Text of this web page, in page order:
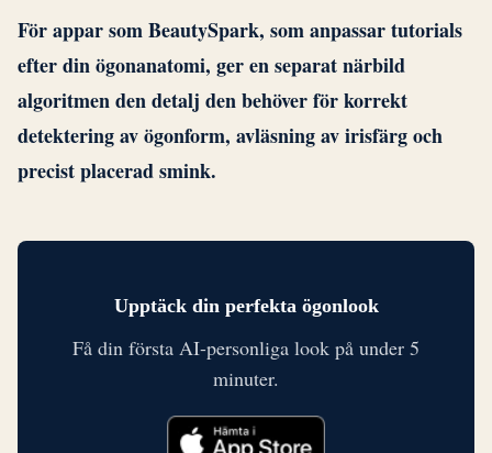
För appar som BeautySpark, som anpassar tutorials
efter din ögonanatomi, ger en separat närbild
algoritmen den detalj den behöver för korrekt
detektering av ögonform, avläsning av irisfärg och
precist placerad smink.
Upptäck din perfekta ögonlook
Få din första AI-personliga look på under 5
minuter.